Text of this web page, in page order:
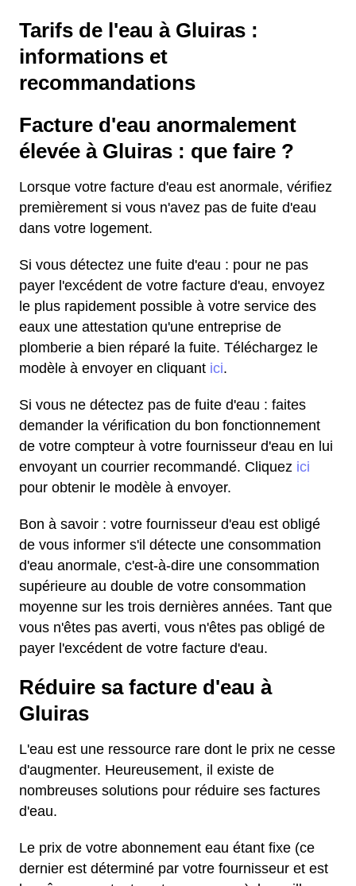
Tarifs de l'eau à Gluiras :
informations et
recommandations
Facture d'eau anormalement
élevée à Gluiras : que faire ?
Lorsque votre facture d'eau est anormale, vérifiez
premièrement si vous n'avez pas de fuite d'eau
dans votre logement.
Si vous détectez une fuite d'eau : pour ne pas
payer l'excédent de votre facture d'eau, envoyez
le plus rapidement possible à votre service des
eaux une attestation qu'une entreprise de
plomberie a bien réparé la fuite. Téléchargez le
modèle à envoyer en cliquant ici.
Si vous ne détectez pas de fuite d'eau : faites
demander la vérification du bon fonctionnement
de votre compteur à votre fournisseur d'eau en lui
envoyant un courrier recommandé. Cliquez ici
pour obtenir le modèle à envoyer.
Bon à savoir : votre fournisseur d'eau est obligé
de vous informer s'il détecte une consommation
d'eau anormale, c'est-à-dire une consommation
supérieure au double de votre consommation
moyenne sur les trois dernières années. Tant que
vous n'êtes pas averti, vous n'êtes pas obligé de
payer l'excédent de votre facture d'eau.
Réduire sa facture d'eau à
Gluiras
L'eau est une ressource rare dont le prix ne cesse
d'augmenter. Heureusement, il existe de
nombreuses solutions pour réduire ses factures
d'eau.
Le prix de votre abonnement eau étant fixe (ce
dernier est déterminé par votre fournisseur et est